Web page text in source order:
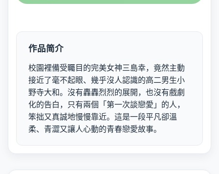
作品简介
校園裡備受矚目的完美女神三島幸，竟然主動
接近了毫不起眼、幾乎沒人認識的高二男生小
野寺大和。沒有轟轟烈烈的展開，也沒有戲劇
化的告白，只有兩個「第一次談戀愛」的人，
笨拙又真誠地慢慢靠近。這是一段平凡卻溫
柔、青澀又讓人心動的青春戀愛故事。